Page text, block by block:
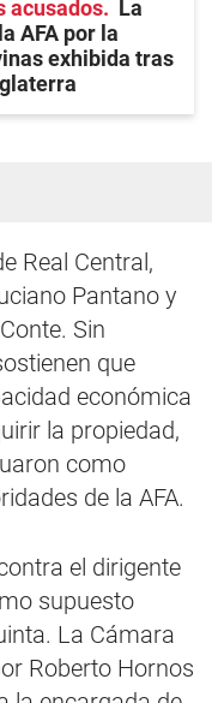
acusados
La
AFA por la
exhibida tras
Real Central,
Pantano y
Sin
que
económica
la propiedad,
como
de la AFA.
el dirigente
supuesto
La Cámara
Roberto Hornos